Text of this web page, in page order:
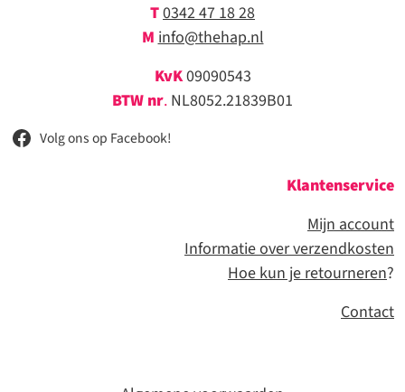
T0342 47 18 28
M info@thehap.nl
KvK09090543
BTW nr. NL8052.21839B01
Volg ons op Facebook!
Klantenservice
Mijn account
Informatie over verzendkosten
Hoe kun je retourneren?
Contact